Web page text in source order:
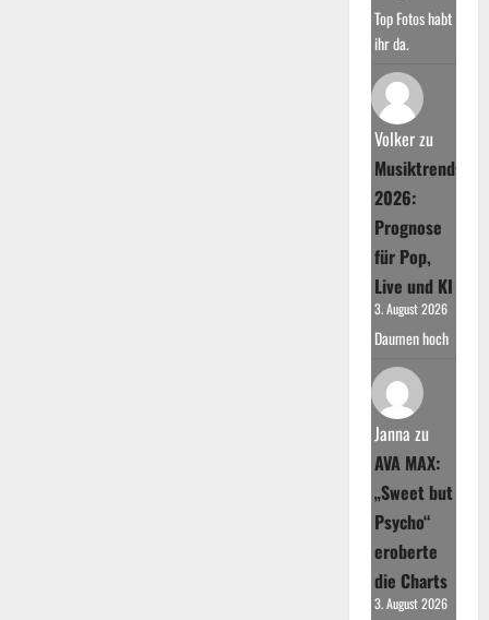
Top Fotos habt
ihr da.
Volkerzu
Musiktrends
2026:
Prognose
für Pop,
Live und KI
3. August 2026
Daumen hoch
Janna zu
AVA MAX:
„Sweet but
Psycho“
eroberte
die Charts
3. August 2026